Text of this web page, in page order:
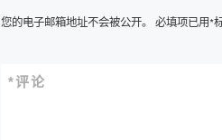
您的电子邮箱地址不会被公开。 必填项已用*
评论
*